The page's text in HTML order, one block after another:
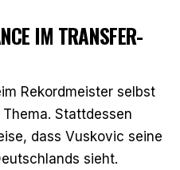
IM TRANSFER-
Rekordmeister selbst
Stattdessen
dass Vuskovic seine
sieht.